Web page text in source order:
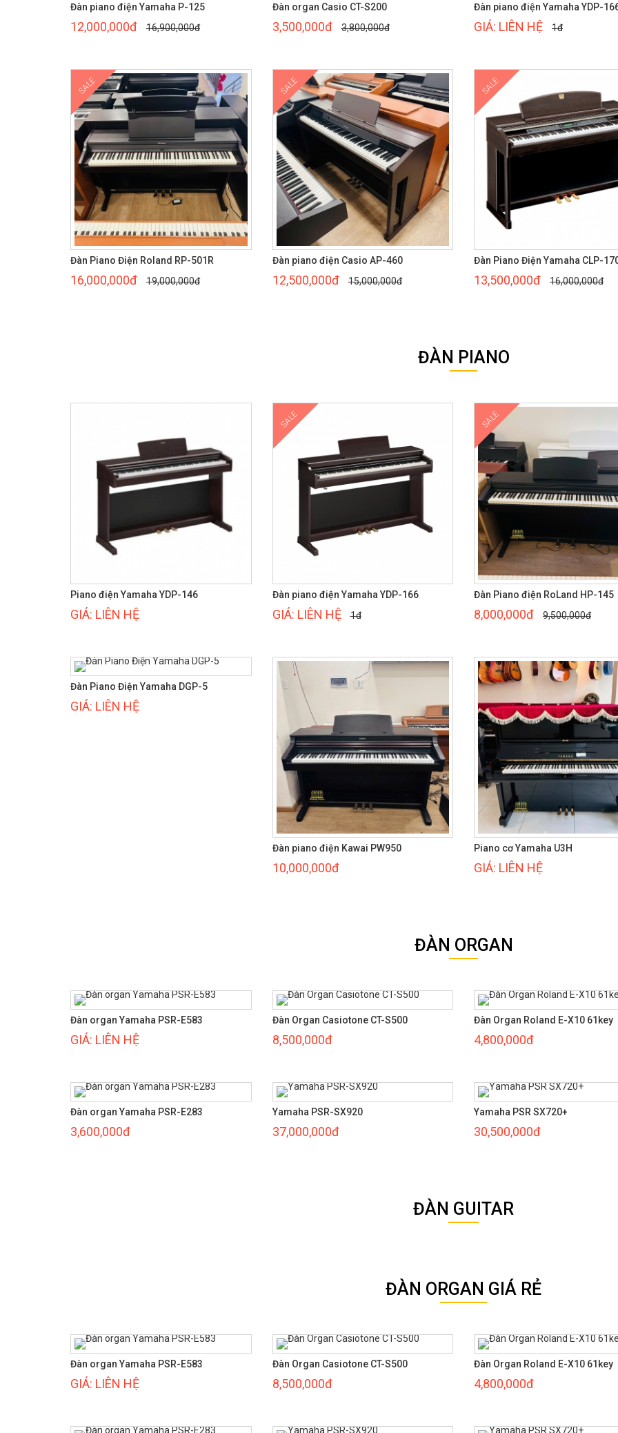
Đàn piano điện Yamaha P-125
12,000,000đ 16,900,000đ
Đàn organ Casio CT-S200
3,500,000đ 3,800,000đ
Đàn piano điện Yamaha YDP-
GIÁ: LIÊN HỆ 1đ
SALE
Đàn Piano Điện Roland RP-501R
16,000,000đ 19,000,000đ
SALE
Đàn piano điện Casio AP-460
12,500,000đ 15,000,000đ
SALE
Đàn Piano Điện Yamaha CLP-
13,500,000đ 16,000,000đ
ĐÀN PIANO
Piano điện Yamaha YDP-146
GIÁ: LIÊN HỆ
SALE
Đàn piano điện Yamaha YDP-166
GIÁ: LIÊN HỆ 1đ
SALE
Đàn Piano điện RoLand HP-145
8,000,000đ 9,500,000đ
Đàn Piano Điện Yamaha DGP-5
GIÁ: LIÊN HỆ
Đàn piano điện Kawai PW950
10,000,000đ
Piano cơ Yamaha U3H
GIÁ: LIÊN HỆ
ĐÀN ORGAN
Đàn organ Yamaha PSR-E583
GIÁ: LIÊN HỆ
Đàn Organ Casiotone CT-S500
8,500,000đ
Đàn Organ Roland E-X10 61key
4,800,000đ
Đàn organ Yamaha PSR-E283
3,600,000đ
Yamaha PSR-SX920
37,000,000đ
Yamaha PSR SX720+
30,500,000đ
ĐÀN GUITAR
ĐÀN ORGAN GIÁ RẺ
Đàn organ Yamaha PSR-E583
GIÁ: LIÊN HỆ
Đàn Organ Casiotone CT-S500
8,500,000đ
Đàn Organ Roland E-X10 61key
4,800,000đ